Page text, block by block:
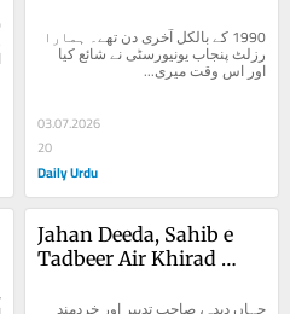
رزلٹ پنجاب یونیورسٹی نے شائع کیا
اور اس وقت میری...
03.07.2026
20
Daily Urdu
Jahan Deeda, Sahib e
Tadbeer Air Khirad